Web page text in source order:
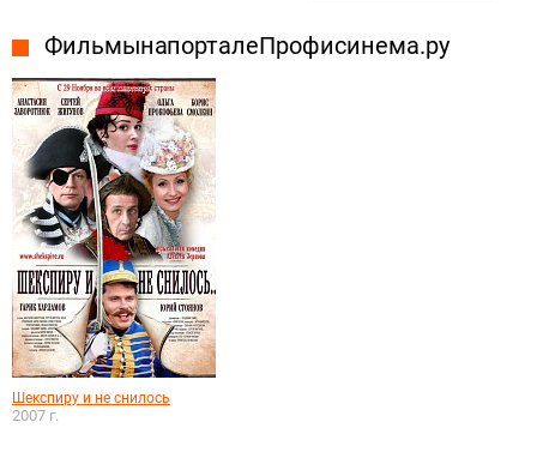
Фильмы на портале Профисинема.ру
Шекспиру и не снилось
2007 г.